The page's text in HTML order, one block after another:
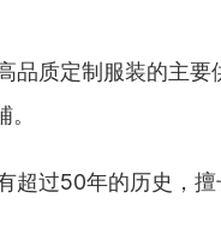
品质定制服装的主要
超过50年的历史，